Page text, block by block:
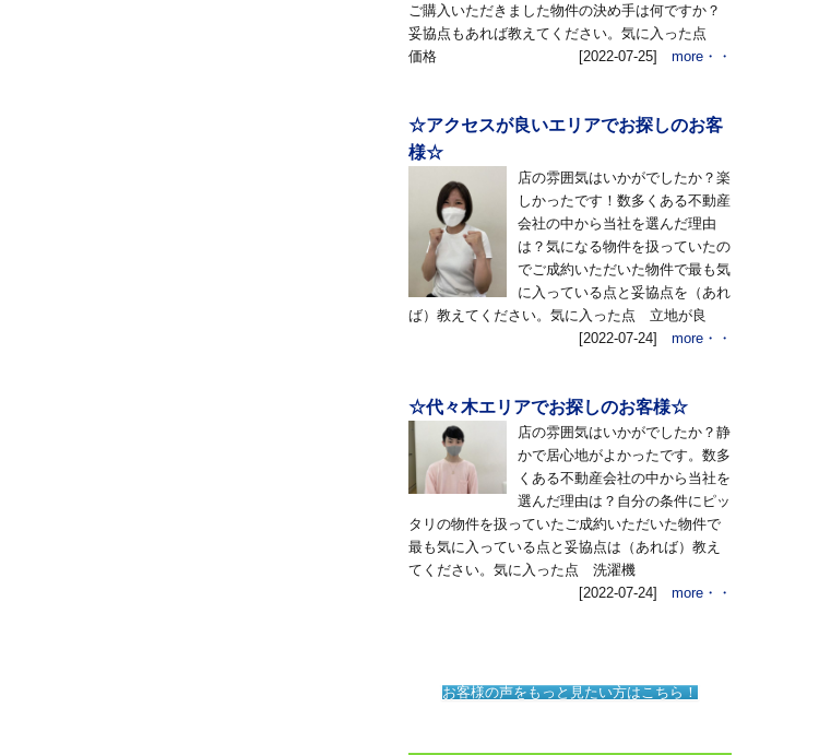
ご購入いただきました物件の決め手は何ですか？
妥協点もあれば教えてください。気に入った点
価格
[2022-07-25] more・・
☆アクセスが良いエリアでお探しのお客
様☆
店の雰囲気はいかがでしたか？楽
しかったです！数多くある不動産
会社の中から当社を選んだ理由
は？気になる物件を扱っていたの
でご成約いただいた物件で最も気
に入っている点と妥協点を（あれ
ば）教えてください。気に入った点 立地が良
[2022-07-24] more・・
☆代々木エリアでお探しのお客様☆
店の雰囲気はいかがでしたか？静
かで居心地がよかったです。数多
くある不動産会社の中から当社を
選んだ理由は？自分の条件にピッ
タリの物件を扱っていたご成約いただいた物件で
最も気に入っている点と妥協点は（あれば）教え
てください。気に入った点 洗濯機
[2022-07-24] more・・
お客様の声をもっと見たい方はこちら！